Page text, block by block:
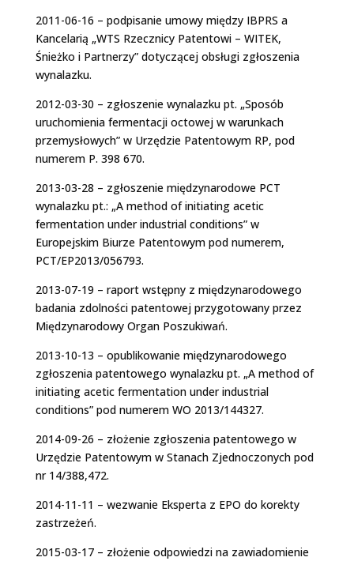
2011-06-16 – podpisanie umowy między IBPRS a
Kancelarią „WTS Rzecznicy Patentowi – WITEK,
Śnieżko i Partnerzy” dotyczącej obsługi zgłoszenia
wynalazku.
2012-03-30 – zgłoszenie wynalazku pt. „Sposób
uruchomienia fermentacji octowej w warunkach
przemysłowych” w Urzędzie Patentowym RP, pod
numerem P. 398 670.
2013-03-28 – zgłoszenie międzynarodowe PCT
wynalazku pt.: „A method of initiating acetic
fermentation under industrial conditions” w
Europejskim Biurze Patentowym pod numerem,
PCT/EP2013/056793.
2013-07-19 – raport wstępny z międzynarodowego
badania zdolności patentowej przygotowany przez
Międzynarodowy Organ Poszukiwań.
2013-10-13 – opublikowanie międzynarodowego
zgłoszenia patentowego wynalazku pt. „A method of
initiating acetic fermentation under industrial
conditions” pod numerem WO 2013/144327.
2014-09-26 – złożenie zgłoszenia patentowego w
Urzędzie Patentowym w Stanach Zjednoczonych pod
nr 14/388,472.
2014-11-11 – wezwanie Eksperta z EPO do korekty
zastrzeżeń.
2015-03-17 – złożenie odpowiedzi na zawiadomienie